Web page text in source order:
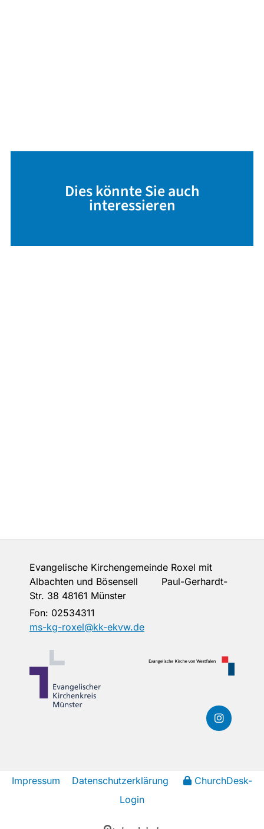
Dies könnte Sie auch
interessieren
Evangelische Kirchengemeinde Roxel mit
Albachten und Bösensell Paul-Gerhardt-
Str. 38 48161 Münster
Fon: 02534311
ms-kg-roxel@kk-ekvw.de
Impressum Datenschutzerklärung
ChurchDesk-
Login